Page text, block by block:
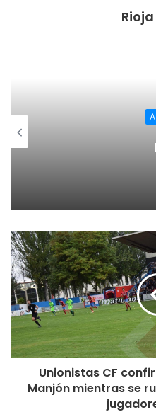
Domingo, 3 de febrero
16:30 CP Calasancio- CD
17:00 SD Logroñés- CD
BALONCESTO
LF2
Domingo, 3 de febrero
12:00 Campus Promete-
Género
Primera división femenina
Sábado, 2 de febrero
Unionistas CF
Manjón mientras se